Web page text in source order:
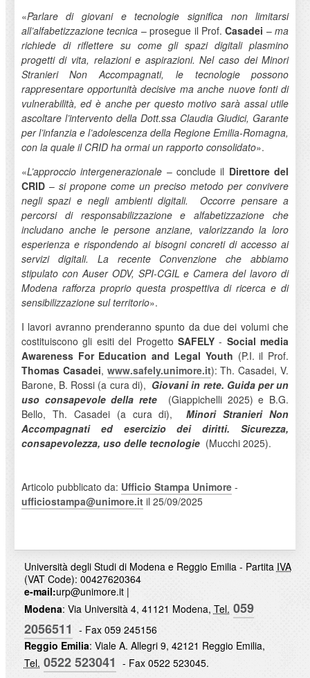
«Parlare di giovani e tecnologie significa non limitarsi
all’alfabetizzazione tecnica – prosegue il Prof.Casadei –ma
richiede di riflettere su come gli spazi digitali plasmino
progetti di vita, relazioni e aspirazioni. Nel caso dei Minori
Stranieri Non Accompagnati, le tecnologie possono
rappresentare opportunità decisive ma anche nuove fonti di
vulnerabilità, ed è anche per questo motivo sarà assai utile
ascoltare l’intervento della Dott.ssa Claudia Giudici, Garante
per l’infanzia e l’adolescenza della Regione Emilia-Romagna,
con la quale il CRID ha ormai un rapporto consolidato».
«L’approccio intergenerazionale – conclude il Direttore del
CRID– si propone come un preciso metodo per convivere
negli spazi e negli ambienti digitali. Occorre pensare a
percorsi di responsabilizzazione e alfabetizzazione che
includano anche le persone anziane, valorizzando la loro
esperienza e rispondendo ai bisogni concreti di accesso ai
servizi digitali. La recente Convenzione che abbiamo
stipulato con Auser ODV, SPI-CGIL e Camera del lavoro di
Modena rafforza proprio questa prospettiva di ricerca e di
sensibilizzazione sul territorio».
I lavori avranno prenderanno spunto da due dei volumi che
costituiscono gli esiti del Progetto SAFELY- Social media
Awareness For Education and Legal Youth (P.I. il Prof.
Thomas Casadei, www.safely.unimore.it): Th. Casadei, V.
Barone, B. Rossi (a cura di), Giovani in rete. Guida per un
uso consapevole della rete
(Giappichelli 2025) e B.G.
Bello, Th. Casadei (a cura di),
Minori Stranieri Non
Accompagnati ed esercizio dei diritti. Sicurezza,
consapevolezza, uso delle tecnologie (Mucchi 2025).
Articolo pubblicato da: Ufficio Stampa Unimore-
ufficiostampa@unimore.itil 25/09/2025
Università degli Studi di Modena e Reggio Emilia - Partita IVA
(VAT Code): 00427620364
e-mail:urp@unimore.it|
Modena: Via Università 4, 41121 Modena, Tel. 059
2056511 - Fax 059 245156
Reggio Emilia: Viale A. Allegri 9, 42121 Reggio Emilia,
Tel. 0522 523041 - Fax 0522 523045.